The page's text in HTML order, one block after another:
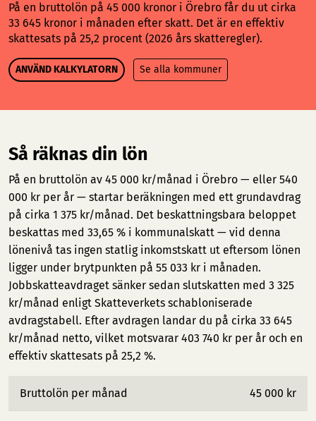
På en bruttolön på 45 000 kronor i Örebro får du ut cirka
33 645 kronor i månaden efter skatt. Det är en effektiv
skattesats på 25,2 procent (2026 års skatteregler).
ANVÄND KALKYLATORN Se alla kommuner
Så räknas din lön
På en bruttolön av 45 000 kr/månad i Örebro — eller 540
000 kr per år — startar beräkningen med ett grundavdrag
på cirka 1 375 kr/månad. Det beskattningsbara beloppet
beskattas med 33,65 % i kommunalskatt — vid denna
lönenivå tas ingen statlig inkomstskatt ut eftersom lönen
ligger under brytpunkten på 55 033 kr i månaden.
Jobbskatteavdraget sänker sedan slutskatten med 3 325
kr/månad enligt Skatteverkets schabloniserade
avdragstabell. Efter avdragen landar du på cirka 33 645
kr/månad netto, vilket motsvarar 403 740 kr per år och en
effektiv skattesats på 25,2 %.
Bruttolön per månad 45 000 kr